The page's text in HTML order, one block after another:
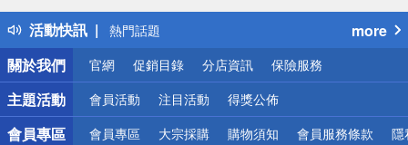
活動快訊
得獎公告
熱門話題
銀行優惠
偏遠地區配送
詐騙網頁！請小心！
more
關於我們
官網 促銷目錄 分店資訊 保險服務
主題活動 會員活動 注目活動 得獎公佈
會員專區 會員專區 大宗採購 購物須知 會員服務條款 隱